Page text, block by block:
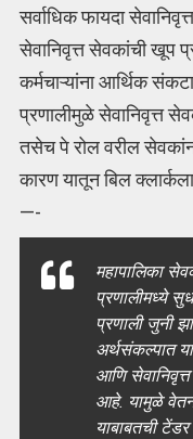
सर्वाधिक फायदा
सेवानिवृत्त सेवकांची खूप
कर्मचाऱ्यांना आर्थिक
प्रणालीमुळे सेवानिवृत्त
तसेच पे रोल वरील
कारण यातून बिल
—-
महापालिका
प्रणालीमध्ये
प्रणाली जुनी
अर्थसंकल्पात
आणि
आहे. यामुळे वेतन
याबाबतची